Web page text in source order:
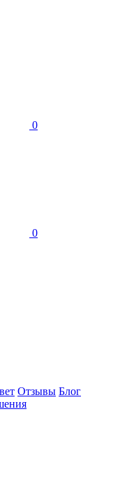
0
0
Отзывы Блог